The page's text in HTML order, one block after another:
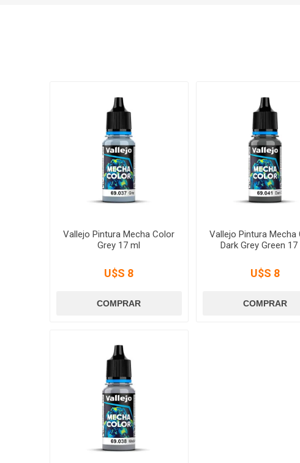
Vallejo Pintura Mecha Color
Grey 17 ml
U$S 8
Vallejo Pintura Mecha
Dark Grey Green 17
U$S 8